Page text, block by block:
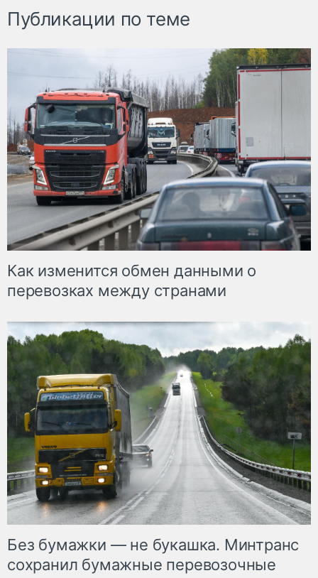
Публикации по теме
Как изменится обмен данными о
перевозках между странами
Без бумажки — не букашка. Минтранс
сохранил бумажные перевозочные